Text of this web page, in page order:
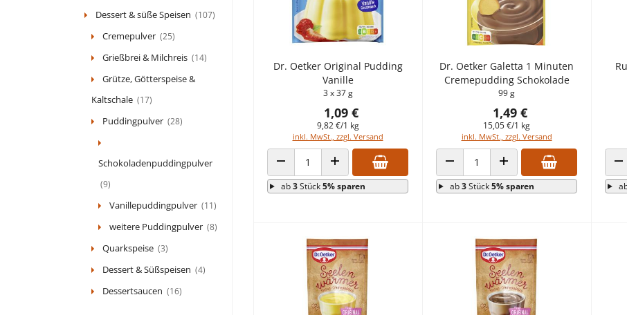
Dessert & süße Speisen (107)
Cremepulver (25)
Grießbrei & Milchreis (14)
Grütze, Götterspeise &
Kaltschale (17)
Puddingpulver (28)
Schokoladenpuddingpulver
(9)
Vanillepuddingpulver (11)
weitere Puddingpulver (8)
Quarkspeise (3)
Dessert & Süßspeisen (4)
Dessertsaucen (16)
Dr. Oetker Original Pudding
Vanille
3 x 37 g
1,09 €
9,82 €/1 kg
inkl. MwSt., zzgl. Versand
ANZAHL VERRINGERNANZAHL ERHÖHEN
ab3Stück5% sparen
Dr. Oetker Galetta 1 Minuten
Cremepudding Schokolade
99 g
1,49 €
15,05 €/1 kg
inkl. MwSt., zzgl. Versand
ANZAHL VERRINGERNANZAHL ERHÖHEN
ab3Stück5% sparen